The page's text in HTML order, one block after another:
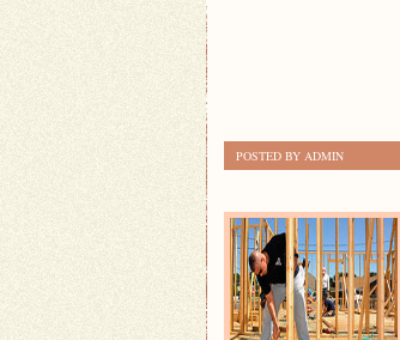
POSTED BY ADMIN